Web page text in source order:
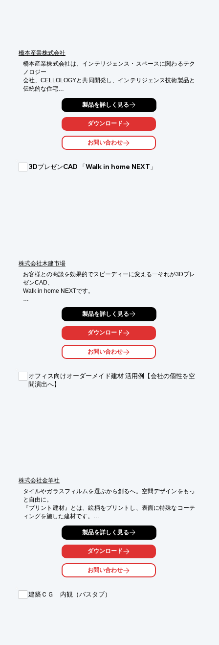
橋本産業株式会社
橋本産業株式会社は、インテリジェンス・スペースに関わるテク
ノロジー
会社、CELLOLOGYと共同開発し、インテリジェンス技術製品と
伝統的な住宅
材料をあわせた、革新的な新型スペース・デザインサービスを提
伝統的な家具や建築材料に自然な木材表面を施し、お好きな文
及び図柄を描くことが可能。
また、化学製品の初期接触に対する易しさと、生活習慣を変える
誰でも簡単に使えるヒューマナイズドデザインの製品を提供いた
製品を詳しく見る
ダウンロード
お問い合わせ
3DプレゼンCAD 「Walk in home NEXT」
株式会社木建市場
お客様との商談を効果的でスピーディーに変える一それが3Dプレ
ゼンCAD、
Walk in home NEXTです。
Walk in home NEXTはシーンを選びません。
住宅営業・建築設計・リフォーム…お客様とあなたの要望を叶え
る、住宅作りに必要な機能が、かつてない操作スピードで実現で
○スピーディーな提案
○豊かな表現力
○難しいソフトを覚えなくてもいい
○お客様の希望をビジュアル化
製品を詳しく見る
ダウンロード
お問い合わせ
オフィス向けオーダーメイド建材 活用例【会社の個性を空
間演出へ】
株式会社金羊社
タイルやガラスフィルムを選ぶから創るへ。空間デザインをもっ
と自由に。
『プリント建材』とは、絵柄をプリントし、表面に特殊なコーテ
ィングを施した建材です。
焼き物のタイルでは、コスト・納期などを理由に実現が難しかっ
た多彩な表現を【CRIOS】で可能にしました。
＜　オフィスではこんな空間演出が可能です！　＞
●会社イメージを反映したエントランスの壁面や柱などに
●従業員のモチベーションを高める個性的なワークスペース
ザインで、会議室にも気遣いを
●企業独自のイメージを反映するサイン表現で、食堂にも独
製品を詳しく見る
ダウンロード
お問い合わせ
建築ＣＧ 内観（バスタブ）